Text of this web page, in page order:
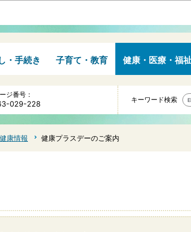
・手続き 子育て・教育 健康・医療・福
ジ番号：
029-228 キーワード検索
健康情報 健康プラスデーのご案内